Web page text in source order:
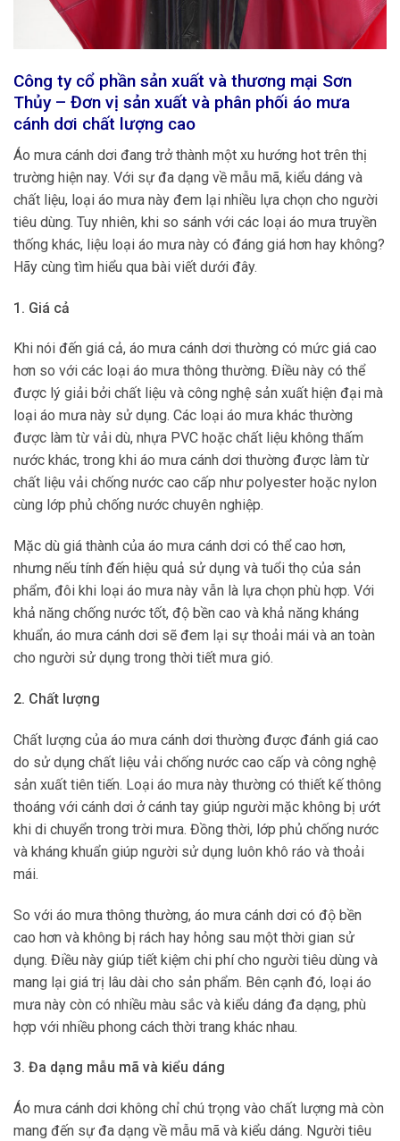
Công ty cổ phần sản xuất và thương mại Sơn
Thủy – Đơn vị sản xuất và phân phối áo mưa
cánh dơi chất lượng cao
Áo mưa cánh dơi đang trở thành một xu hướng hot trên thị
trường hiện nay. Với sự đa dạng về mẫu mã, kiểu dáng và
chất liệu, loại áo mưa này đem lại nhiều lựa chọn cho người
tiêu dùng. Tuy nhiên, khi so sánh với các loại áo mưa truyền
thống khác, liệu loại áo mưa này có đáng giá hơn hay không?
Hãy cùng tìm hiểu qua bài viết dưới đây.
1. Giá cả
Khi nói đến giá cả, áo mưa cánh dơi thường có mức giá cao
hơn so với các loại áo mưa thông thường. Điều này có thể
được lý giải bởi chất liệu và công nghệ sản xuất hiện đại mà
loại áo mưa này sử dụng. Các loại áo mưa khác thường
được làm từ vải dù, nhựa PVC hoặc chất liệu không thấm
nước khác, trong khi áo mưa cánh dơi thường được làm từ
chất liệu vải chống nước cao cấp như polyester hoặc nylon
cùng lớp phủ chống nước chuyên nghiệp.
Mặc dù giá thành của áo mưa cánh dơi có thể cao hơn,
nhưng nếu tính đến hiệu quả sử dụng và tuổi thọ của sản
phẩm, đôi khi loại áo mưa này vẫn là lựa chọn phù hợp. Với
khả năng chống nước tốt, độ bền cao và khả năng kháng
khuẩn, áo mưa cánh dơi sẽ đem lại sự thoải mái và an toàn
cho người sử dụng trong thời tiết mưa gió.
2. Chất lượng
Chất lượng của áo mưa cánh dơi thường được đánh giá cao
do sử dụng chất liệu vải chống nước cao cấp và công nghệ
sản xuất tiên tiến. Loại áo mưa này thường có thiết kế thông
thoáng với cánh dơi ở cánh tay giúp người mặc không bị ướt
khi di chuyển trong trời mưa. Đồng thời, lớp phủ chống nước
và kháng khuẩn giúp người sử dụng luôn khô ráo và thoải
mái.
So với áo mưa thông thường, áo mưa cánh dơi có độ bền
cao hơn và không bị rách hay hỏng sau một thời gian sử
dụng. Điều này giúp tiết kiệm chi phí cho người tiêu dùng và
mang lại giá trị lâu dài cho sản phẩm. Bên cạnh đó, loại áo
mưa này còn có nhiều màu sắc và kiểu dáng đa dạng, phù
hợp với nhiều phong cách thời trang khác nhau.
3. Đa dạng mẫu mã và kiểu dáng
Áo mưa cánh dơi không chỉ chú trọng vào chất lượng mà còn
mang đến sự đa dạng về mẫu mã và kiểu dáng. Người tiêu